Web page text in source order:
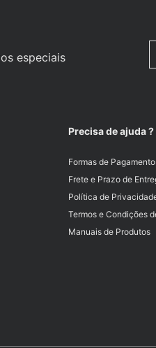
especiais
Precisa de ajuda ?
Formas de Pagamento
Frete e Prazo de
Política de
Termos e Condições
Manuais de Produtos